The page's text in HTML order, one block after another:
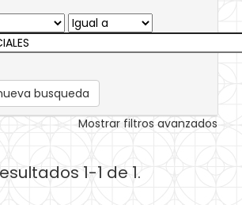
busqueda
Mostrar filtros avanzados
1-1 de 1.